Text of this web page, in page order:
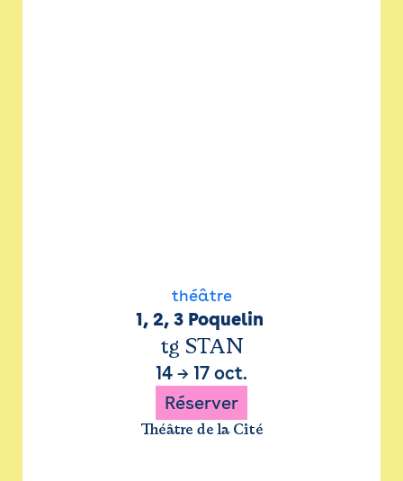
théâtre
1, 2, 3 Poquelin
tg STAN
14 → 17 oct.
Réserver
Théâtre de la Cité